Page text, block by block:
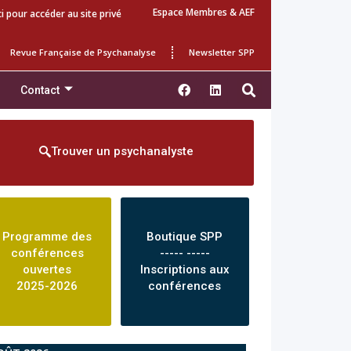
pour accéder au site privé Espace Membres & AEF
Revue Française de Psychanalyse Newsletter SPP
Contact
Trouver un psychanalyste
Programme des
conférences
ouvertes
2025-2026
Boutique SPP
----- -----
Inscriptions aux
conférences